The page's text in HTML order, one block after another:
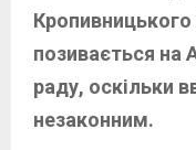
позивається на
раду, оскільки
незаконним.